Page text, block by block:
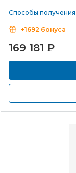
Способы получения
+1692 бонуса
169 181 ₽